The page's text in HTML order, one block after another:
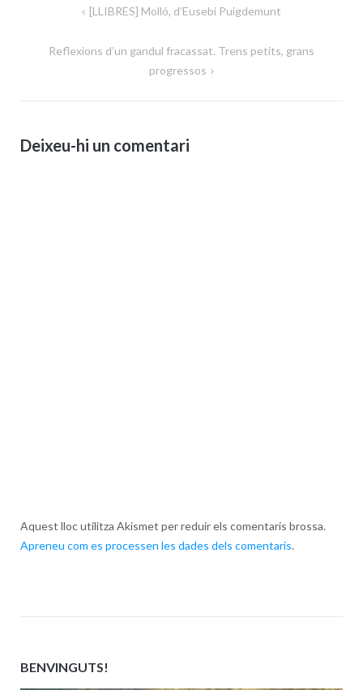
Navegació[LLIBRES] Molló, d’Eusebi Puigdemunt
Reflexions d’un gandul fracassat. Trens petits, grans
progressos
Deixeu-hi un comentari
Aquest lloc utilitza Akismet per reduir els comentaris brossa.
Apreneu com es processen les dades dels comentaris.
BENVINGUTS!